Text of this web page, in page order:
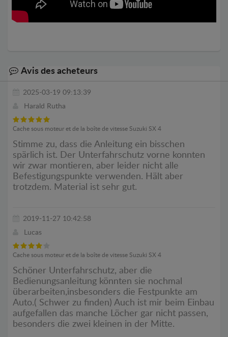
Avis des acheteurs
2025-03-19 09:13:39
Harald Rutha
Cache sous moteur et de la boîte de vitesse Suzuki SX 4
Stimme zu, dass die Anleitung ein bisschen
spärlich ist. Der Unterfahrschutz vorne konnten
wir zwar montieren, aber leider nicht alle
Befestigungspunkte verwenden. Hält aber
trotzdem. Material ist sehr gut.
2019-11-27 10:42:58
Lucas
Cache sous moteur et de la boîte de vitesse Suzuki SX 4
Schöner Unterfahrschutz, aber die
Bedienungsanleitung könnten sie nochmal
überarbeiten,insbesonders die Festpunkte am
Auto.( Schwer zu finden) Auch ist mir beim Einbau
aufgefallen das manche Löcher gar nicht passen,
besonders die zwei kleinen in der Mitte.